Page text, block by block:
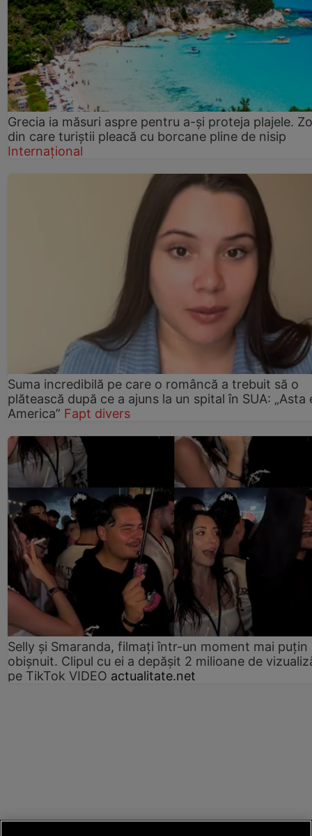
Grecia ia măsuri aspre pentru a-și proteja plajele.
din care turiștii pleacă cu borcane pline de nisip
Internațional
Suma incredibilă pe care o româncă a trebuit să o
plătească după ce a ajuns la un spital în SUA: „Asta
America” Fapt divers
Selly și Smaranda, filmați într-un moment mai puțin
obișnuit. Clipul cu ei a depășit 2 milioane de
pe TikTok VIDEO actualitate.net